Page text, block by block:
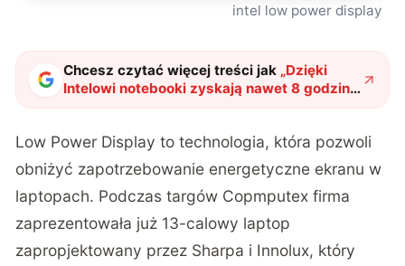
intel low power display
Chcesz czytać więcej treści jak „Dzięki
Intelowi notebooki zyskają nawet 8 godzin
dodatkowej pracy!"?
Low Power Display to technologia, która pozwoli
obniżyć zapotrzebowanie energetyczne ekranu w
laptopach. Podczas targów Copmputex firma
zaprezentowała już 13-calowy laptop
zapropjektowany przez Sharpa i Innolux, który